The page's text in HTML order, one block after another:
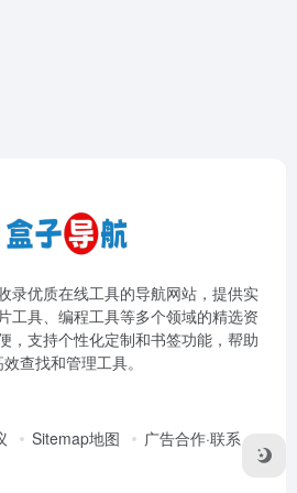
录优质在线工具的导航网站，提供实
工具、编程工具等多个领域的精选资
，支持个性化定制和书签功能，帮助
查找和管理工具。
Sitemap地图 广告合作·联系